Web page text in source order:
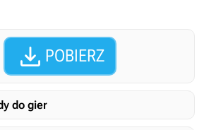
 POBIERZ
do gier